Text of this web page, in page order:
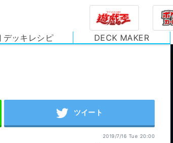
デッキレシピ DECK MAKER
2019/7/16 Tue 20:00